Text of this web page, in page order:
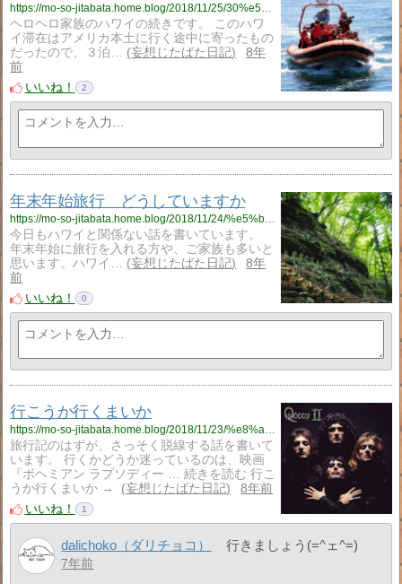
ヘロヘロ家族のハワイの続きです。 このハワ
イ滞在はアメリカ本土に行く途中に寄ったもの
だったので、３泊…
妄想じたばた日記
8年
前
いいね！
2
年末年始旅行 どうしていますか
今日もハワイと関係ない話を書いています。
年末年始に旅行を入れる方や、ご家族も多いと
思います。ハワイ…
妄想じたばた日記
8年
前
いいね！
0
行こうか行くまいか
旅行記のはずが、さっそく脱線する話を書いて
います。 行くかどうか迷っているのは、映画
『ボヘミアン ラプソディー … 続きを読む 行こ
うか行くまいか →
妄想じたばた日記
8年前
いいね！
1
dalichoko（ダリチョコ） 行きましょう(=^ェ^=)
7年前